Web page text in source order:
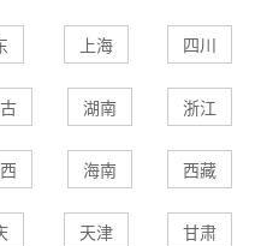
上海 四川
湖南 浙江
海南 西藏
天津 甘肃